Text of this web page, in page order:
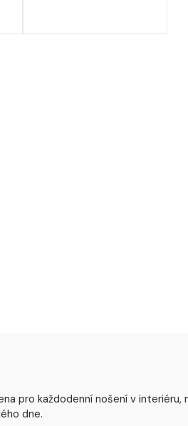
pro každodenní nošení v
dne.